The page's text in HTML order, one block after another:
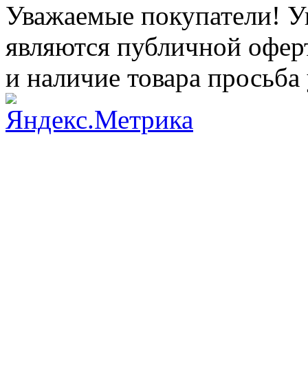
Уважаемые покупатели!
являются публичной
и наличие товара